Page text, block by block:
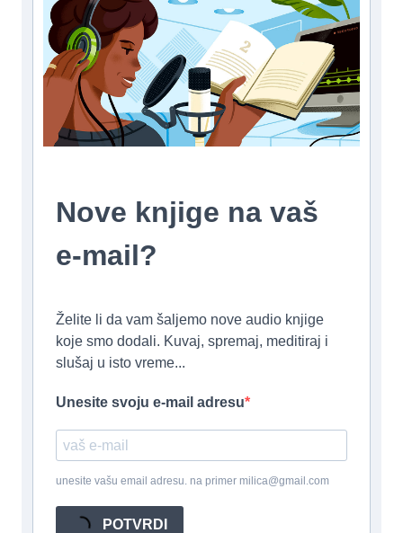
Nove knjige na vaš
e-mail?
Želite li da vam šaljemo nove audio knjige
koje smo dodali. Kuvaj, spremaj, meditiraj i
slušaj u isto vreme...
Unesite svoju e-mail adresu
unesite vašu email adresu. na primer milica@gmail.com
POTVRDI